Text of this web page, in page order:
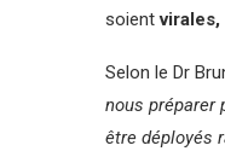
soient
Selon le Dr
nous préparer
être déployés